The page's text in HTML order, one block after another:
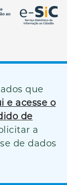
que
e acesse o
de
a
de dados